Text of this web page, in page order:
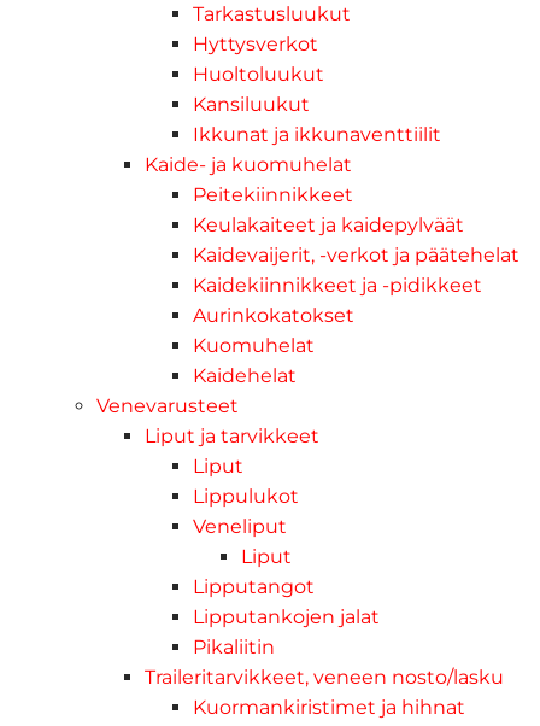
Tarkastusluukut
Hyttysverkot
Huoltoluukut
Kansiluukut
Ikkunat ja ikkunaventtiilit
Kaide- ja kuomuhelat
Peitekiinnikkeet
Keulakaiteet ja kaidepylväät
Kaidevaijerit, -verkot ja päätehelat
Kaidekiinnikkeet ja -pidikkeet
Aurinkokatokset
Kuomuhelat
Kaidehelat
Venevarusteet
Liput ja tarvikkeet
Liput
Lippulukot
Veneliput
Liput
Lipputangot
Lipputankojen jalat
Pikaliitin
Traileritarvikkeet, veneen nosto/lasku
Kuormankiristimet ja hihnat